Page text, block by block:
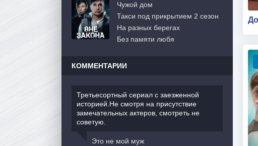
Чужой дом
Такси под прикрытием 2 сезон
На разных берегах
Без памяти любя
КОММЕНТАРИИ
Третьесортный сериал с заезженной
историей.Не смотря на присутствие
замечательных актеров, смотреть не
советую.
Это не мой муж